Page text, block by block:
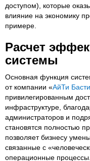
доступом), которые
влияние на экономику
примере.
Расчет
системы
Основная функция
от компании «АйТи
привилегированным
инфраструктуре,
администраторов и
становятся полностью
позволяет бизнесу
связанные с
операционные процессы.